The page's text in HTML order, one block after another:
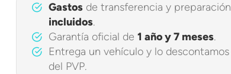
Gastosde transferencia y preparación
incluidos.
Garantía oficial de 1 año y 7 meses.
Entrega un vehículo y lo descontamos
del PVP.